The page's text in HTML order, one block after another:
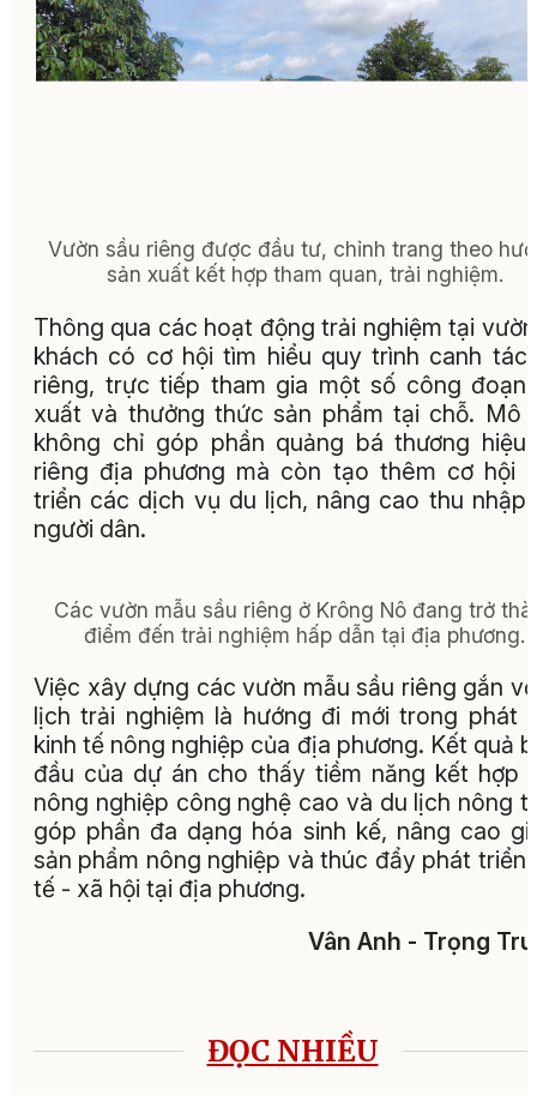
Vườn sầu riêng được đầu tư, chỉnh trang theo
sản xuất kết hợp tham quan, trải nghiệm.
Thông qua các hoạt động trải nghiệm tại
khách có cơ hội tìm hiểu quy trình canh tác
riêng, trực tiếp tham gia một số công đoạn
xuất và thưởng thức sản phẩm tại chỗ. Mô
không chỉ góp phần quảng bá thương hiệu
riêng địa phương mà còn tạo thêm cơ hội
triển các dịch vụ du lịch, nâng cao thu nhập
người dân.
Các vườn mẫu sầu riêng ở Krông Nô đang trở
điểm đến trải nghiệm hấp dẫn tại địa phương.
Việc xây dựng các vườn mẫu sầu riêng gắn
lịch trải nghiệm là hướng đi mới trong phát
kinh tế nông nghiệp của địa phương. Kết quả
đầu của dự án cho thấy tiềm năng kết hợp
nông nghiệp công nghệ cao và du lịch nông
góp phần đa dạng hóa sinh kế, nâng cao
sản phẩm nông nghiệp và thúc đẩy phát triển
tế - xã hội tại địa phương.
Vân Anh - Trọng
ĐỌC NHIỀU